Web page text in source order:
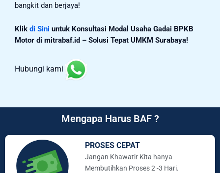
bangkit dan berjaya!
Klik di Sini untuk Konsultasi Modal Usaha Gadai BPKB
Motor di mitrabaf.id – Solusi Tepat UMKM Surabaya!
Hubungi kami
Mengapa Harus BAF ?
PROSES CEPAT
Jangan Khawatir Kita hanya
Membutihkan Proses 2 -3 Hari.